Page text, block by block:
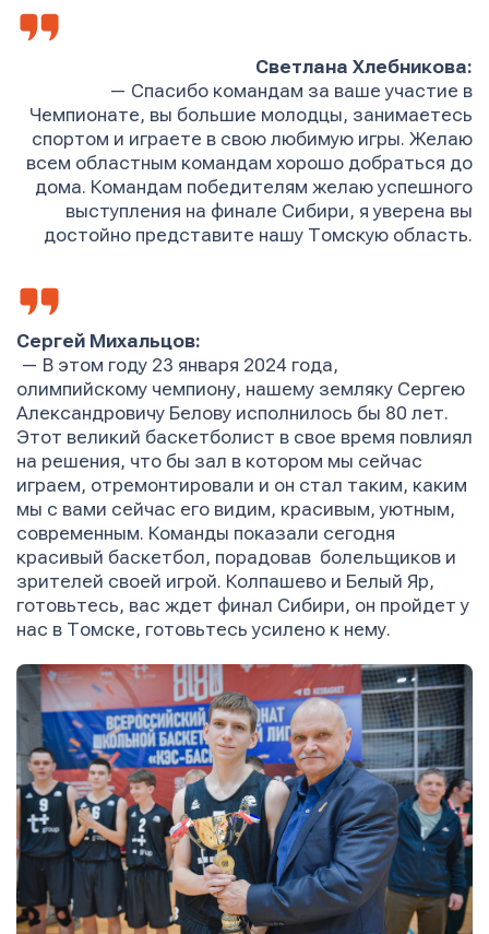
Светлана Хлебникова:
— Спасибо командам за ваше участие в
Чемпионате, вы большие молодцы, занимаетесь
спортом и играете в свою любимую игры. Желаю
всем областным командам хорошо добраться до
дома. Командам победителям желаю успешного
выступления на финале Сибири, я уверена вы
достойно представите нашу Томскую область.
Сергей Михальцов:
— В этом году 23 января 2024 года,
олимпийскому чемпиону, нашему земляку Сергею
Александровичу Белову исполнилось бы 80 лет.
Этот великий баскетболист в свое время повлиял
на решения, что бы зал в котором мы сейчас
играем, отремонтировали и он стал таким, каким
мы с вами сейчас его видим, красивым, уютным,
современным. Команды показали сегодня
красивый баскетбол, порадовав болельщиков и
зрителей своей игрой. Колпашево и Белый Яр,
готовьтесь, вас ждет финал Сибири, он пройдет у
нас в Томске, готовьтесь усилено к нему.